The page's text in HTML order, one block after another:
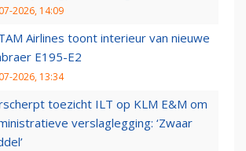
2026, 14:09
Airlines toont interieur van nieuwe
E195-E2
2026, 13:34
toezicht ILT op KLM E&M om
verslaglegging: ‘Zwaar